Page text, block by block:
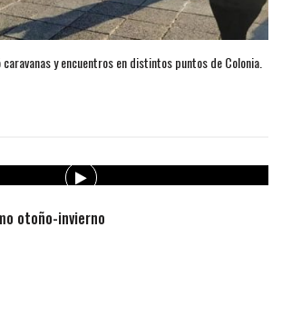
y encuentros en distintos puntos de Colonia.
otoño-invierno